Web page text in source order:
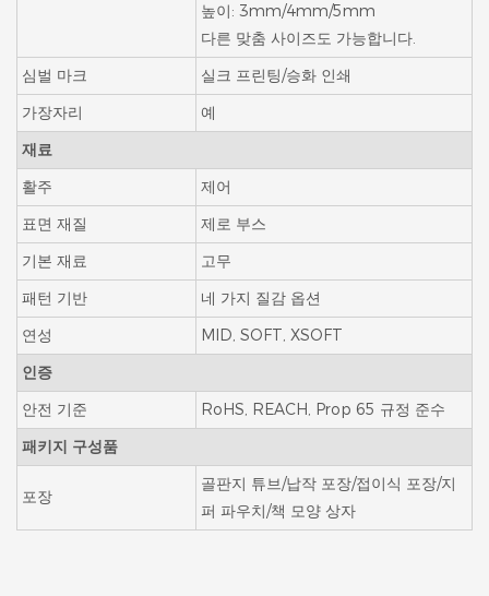
높이: 3mm/4mm/5mm
다른 맞춤 사이즈도 가능합니다.
심벌 마크
실크 프린팅/승화 인쇄
가장자리
예
재료
활주
제어
표면 재질
제로 부스
기본 재료
고무
패턴 기반
네 가지 질감 옵션
연성
MID, SOFT, XSOFT
인증
안전 기준
RoHS, REACH, Prop 65 규정 준수
패키지 구성품
포장
골판지 튜브/납작 포장/접이식 포장/지
퍼 파우치/책 모양 상자